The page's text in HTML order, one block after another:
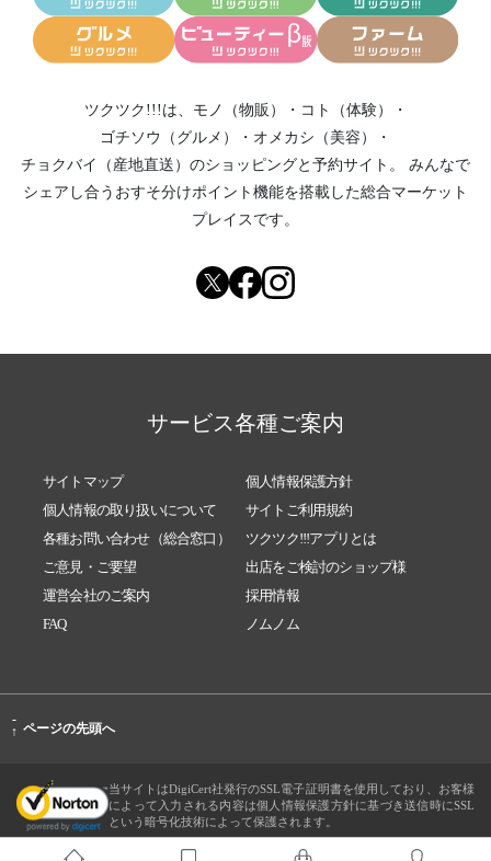
ツクツク!!!は、 モノ（物販） ・ コト（体験）
・
ゴチソウ（グルメ）
・ オメカシ（美容）
・
チョクバイ（産地直送） のショッピングと予約サイト。
みんなで
シェアし合う おすそ分けポイント機能を搭載した総合マーケット
プレイスです。
サービス各種ご案内
サイトマップ
個人情報保護方針
個人情報の取り扱いについて
サイトご利用規約
各種お問い合わせ（総合窓口）
ツクツク!!!アプリとは
ご意見・ご要望
出店をご検討のショップ様
運営会社のご案内
採用情報
FAQ
ノムノム
-
↑ ページの先頭へ
当サイトはDigiCert社発行のSSL電子証明書を使用しており、お客様
によって入力される内容は個人情報保護方針に基づき送信時にSSL
という暗号化技術によって保護されます。